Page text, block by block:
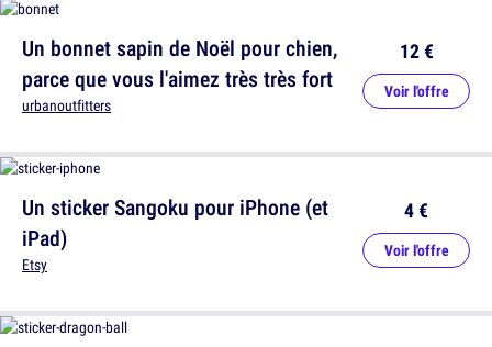
Un bonnet sapin de Noël pour chien,
parce que vous l'aimez très très fort
urbanoutfitters
12 €
Voir l'offre
Un sticker Sangoku pour iPhone (et
iPad)
Etsy
4 €
Voir l'offre